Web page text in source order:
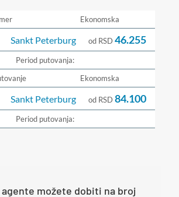
Sankt Peterburg
Ekonomska
Period putovanja:
od RSD46.255
Sankt Peterburg
Ekonomska
Period putovanja:
od RSD84.100
agente možete dobiti na broj